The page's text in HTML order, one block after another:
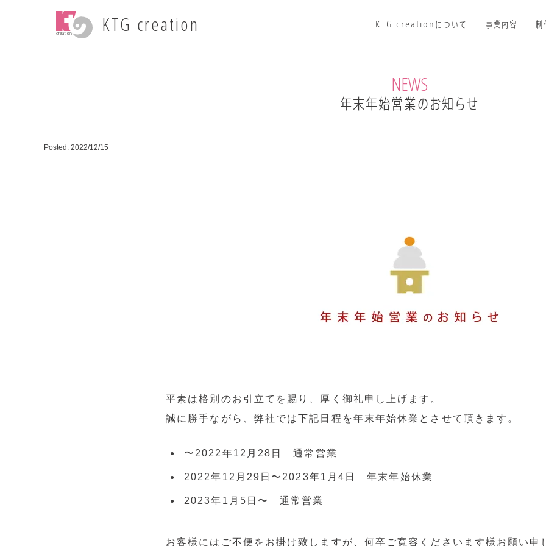
KTG creation KTG creationについて 事業内容 制
Facebookページ
NEWS
年末年始営業のお知らせ
Posted: 2022/12/15
平素は格別のお引立てを賜り、厚く御礼申し上げます。
誠に勝手ながら、弊社では下記日程を年末年始休業とさせて頂きます。
〜2022年12月28日 通常営業
2022年12月29日〜2023年1月4日 年末年始休業
2023年1月5日〜 通常営業
お客様にはご不便をお掛け致しますが、何卒ご寛容くださいます様お願い申